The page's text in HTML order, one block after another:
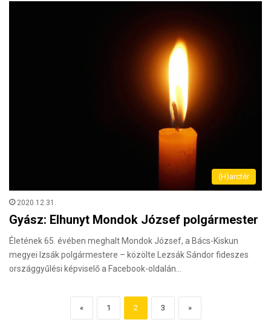
(H)arctér
2020.12.31.
Gyász: Elhunyt Mondok József polgármester
Életének 65. évében meghalt Mondok József, a Bács-Kiskun
megyei Izsák polgármestere – közölte Lezsák Sándor fideszes
országgyűlési képviselő a Facebook-oldalán…
« 1 2 3 »